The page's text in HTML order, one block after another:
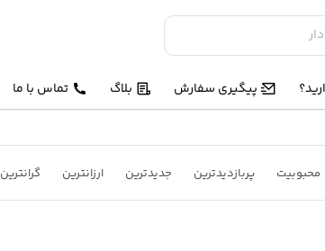
پیگیری سفارش بلاگ تماس با ما
محبوبیت پربازدیدترین جدیدترین ارزانترین گرانترین